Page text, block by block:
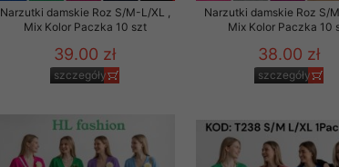
Narzutki damskie Roz S/M-L/XL ,
Mix Kolor Paczka 10 szt
39.00 zł
szczegóły
Narzutki damskie Roz S/
Mix Kolor Paczka 10
38.00 zł
szczegóły